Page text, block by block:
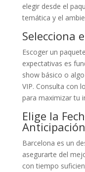
elegir desde el
temática y el
Selecciona
Escoger un
expectativas es
show básico o
VIP. Consulta con
para maximizar tu
Elige la
Anticipación
Barcelona es un
asegurarte del
con tiempo